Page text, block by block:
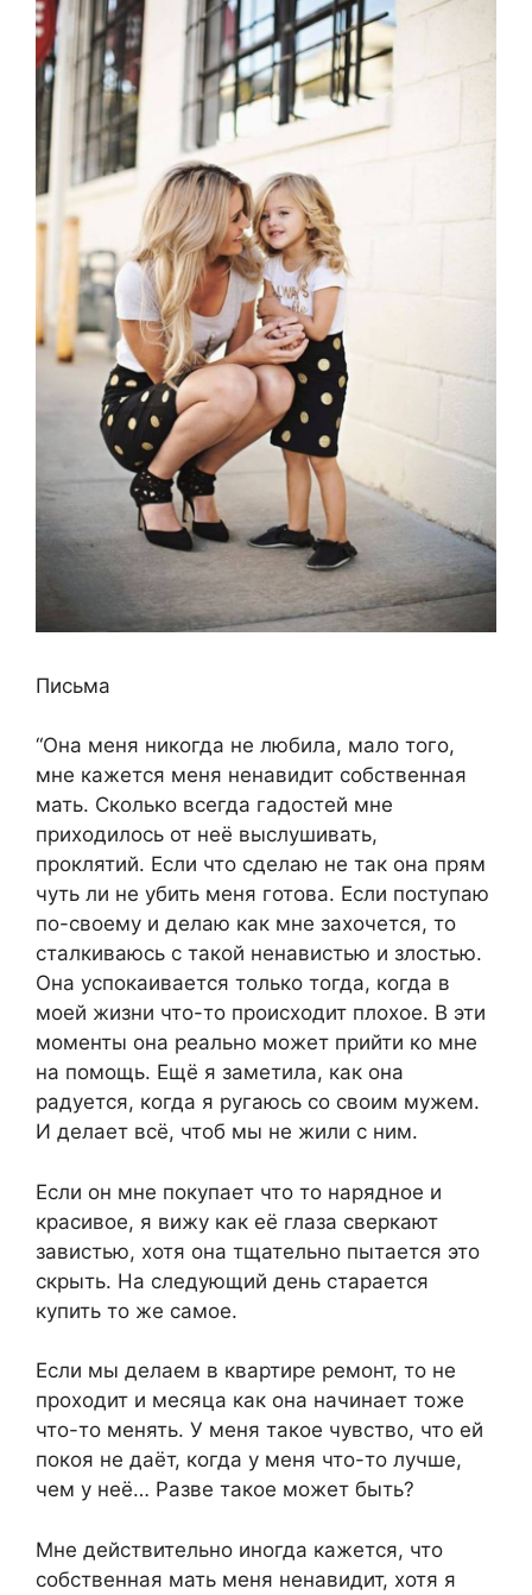
Письма
“Она меня никогда не любила, мало того,
мне кажется меня ненавидит собственная
мать. Сколько всегда гадостей мне
приходилось от неё выслушивать,
проклятий. Если что сделаю не так она прям
чуть ли не убить меня готова. Если поступаю
по-своему и делаю как мне захочется, то
сталкиваюсь с такой ненавистью и злостью.
Она успокаивается только тогда, когда в
моей жизни что-то происходит плохое. В эти
моменты она реально может прийти ко мне
на помощь. Ещё я заметила, как она
радуется, когда я ругаюсь со своим мужем.
И делает всё, чтоб мы не жили с ним.
Если он мне покупает что то нарядное и
красивое, я вижу как её глаза сверкают
завистью, хотя она тщательно пытается это
скрыть. На следующий день старается
купить то же самое.
Если мы делаем в квартире ремонт, то не
проходит и месяца как она начинает тоже
что-то менять. У меня такое чувство, что ей
покоя не даёт, когда у меня что-то лучше,
чем у неё… Разве такое может быть?
Мне действительно иногда кажется, что
собственная мать меня ненавидит, хотя я